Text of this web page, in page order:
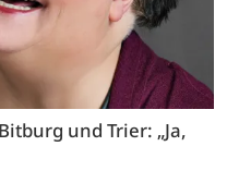
und Trier: „Ja,